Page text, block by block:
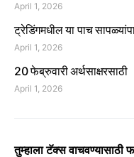
April 1, 2026
ट्रेडिंगमधील या पाच
April 1, 2026
20 फेब्रुवारी अर्थसाक्षरसाठी
April 1, 2026
तुम्हाला टॅक्स